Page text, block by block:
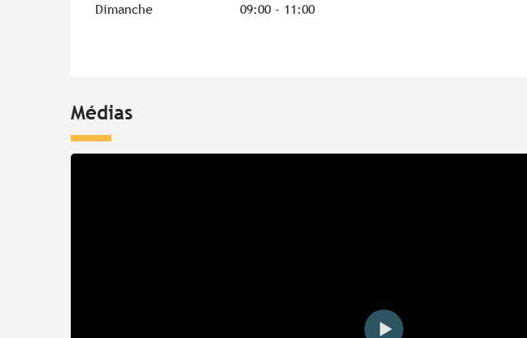
Dimanche 09:00 - 11:00
Médias